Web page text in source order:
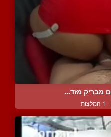
מבריק מזד...
1 המלצות